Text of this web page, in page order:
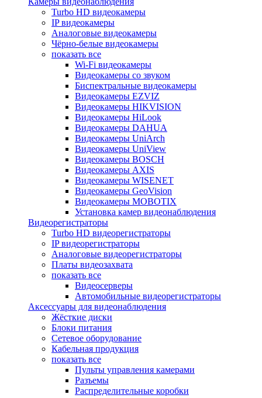
Turbo HD видеокамеры
IP видеокамеры
Аналоговые видеокамеры
Чёрно-белые видеокамеры
показать все
Wi-Fi видеокамеры
Видеокамеры со звуком
Биспектральные видеокамеры
Видеокамеры EZVIZ
Видеокамеры HIKVISION
Видеокамеры HiLook
Видеокамеры DAHUA
Видеокамеры UniArch
Видеокамеры UniView
Видеокамеры BOSCH
Видеокамеры AXIS
Видеокамеры WISENET
Видеокамеры GeoVision
Видеокамеры MOBOTIX
Установка камер видеонаблюдения
Видеорегистраторы
Turbo HD видеорегистраторы
IP видеорегистраторы
Аналоговые видеорегистраторы
Платы видеозахвата
показать все
Видеосерверы
Автомобильные видеорегистраторы
Аксессуары для видеонаблюдения
Жёсткие диски
Блоки питания
Сетевое оборудование
Кабельная продукция
показать все
Пульты управления камерами
Разъемы
Распределительные коробки